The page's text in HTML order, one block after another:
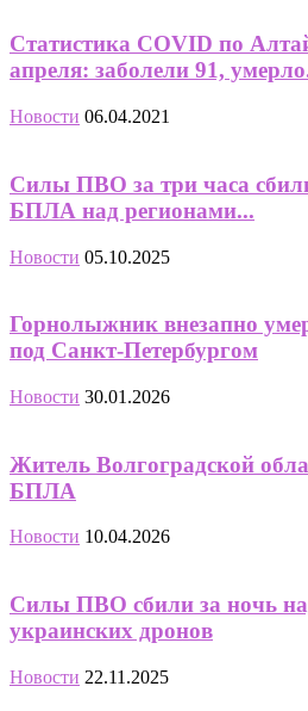
Статистика COVID по
апреля: заболели 91,
Новости 06.04.2021
Силы ПВО за три часа
БПЛА над регионами...
Новости 05.10.2025
Горнолыжник внезапно
под Санкт-Петербургом
Новости 30.01.2026
Житель Волгоградской
БПЛА
Новости 10.04.2026
Силы ПВО сбили за ночь
украинских дронов
Новости 22.11.2025